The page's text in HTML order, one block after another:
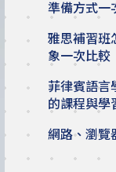
準備方式一
雅思補習班
象一次比較
菲律賓語
的課程與學
網路、瀏覽